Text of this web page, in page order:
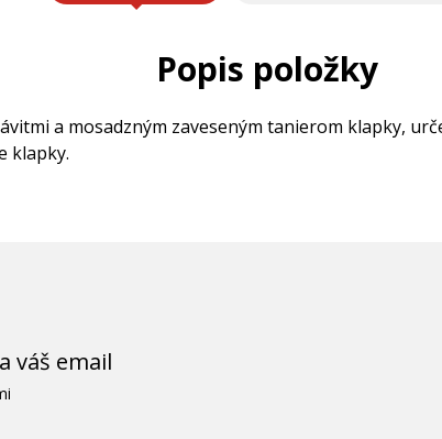
Popis položky
a mosadzným zaveseným tanierom klapky,
klapky.
váš email